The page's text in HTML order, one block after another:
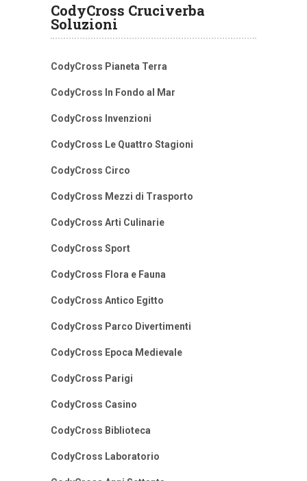
CodyCross Cruciverba
Soluzioni
CodyCross Pianeta Terra
CodyCross In Fondo al Mar
CodyCross Invenzioni
CodyCross Le Quattro Stagioni
CodyCross Circo
CodyCross Mezzi di Trasporto
CodyCross Arti Culinarie
CodyCross Sport
CodyCross Flora e Fauna
CodyCross Antico Egitto
CodyCross Parco Divertimenti
CodyCross Epoca Medievale
CodyCross Parigi
CodyCross Casino
CodyCross Biblioteca
CodyCross Laboratorio